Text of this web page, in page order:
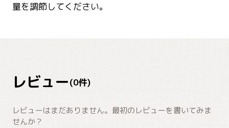
量を調節してください。
レビュー(0件)
レビューはまだありません。最初のレビューを書いてみま
せんか？